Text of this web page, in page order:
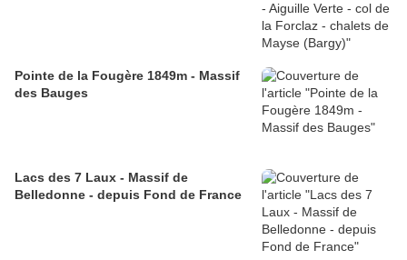
Pointe de la Fougère 1849m - Massif
des Bauges
Lacs des 7 Laux - Massif de
Belledonne - depuis Fond de France